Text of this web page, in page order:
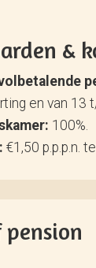
&
en van 13
100%.
€1,50 p.p.p.n.